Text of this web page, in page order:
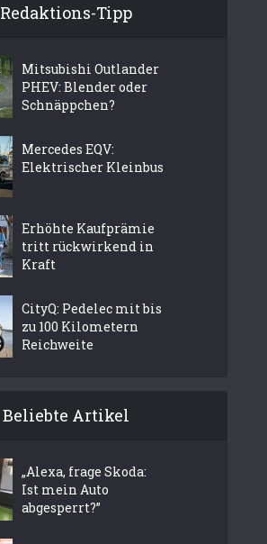
Redaktions-Tipp
Mitsubishi Outlander
PHEV: Blender oder
Schnäppchen?
Mercedes EQV:
Elektrischer Kleinbus
Erhöhte Kaufprämie
tritt rückwirkend in
Kraft
CityQ: Pedelec mit bis
zu 100 Kilometern
Reichweite
Beliebte Artikel
„Alexa, frage Skoda:
Ist mein Auto
abgesperrt?”